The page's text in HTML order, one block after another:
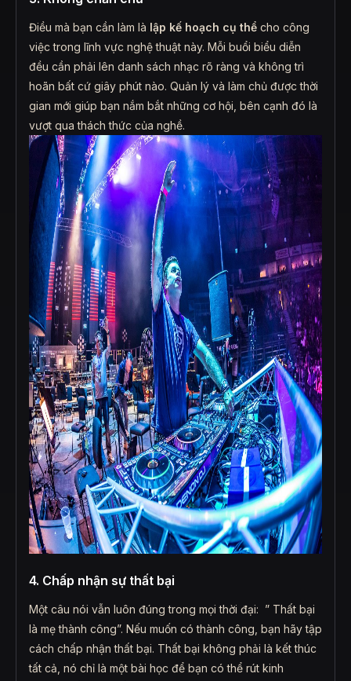
Điều mà bạn cần làm là lập kế hoạch cụ thể cho công
việc trong lĩnh vực nghệ thuật này. Mỗi buổi biểu diễn
đều cần phải lên danh sách nhạc rõ ràng và không trì
hoãn bất cứ giây phút nào. Quản lý và làm chủ được thời
gian mới giúp bạn nắm bắt những cơ hội, bên cạnh đó là
vượt qua thách thức của nghề.
4. Chấp nhận sự thất bại
Một câu nói vẫn luôn đúng trong mọi thời đại: ” Thất bại
là mẹ thành công”. Nếu muốn có thành công, bạn hãy tập
cách chấp nhận thất bại. Thất bại không phải là kết thúc
tất cả, nó chỉ là một bài học để bạn có thể rút kinh